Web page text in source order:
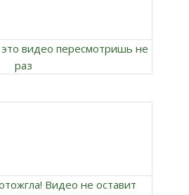
видео пересмотришь не
раз
Видео не оставит